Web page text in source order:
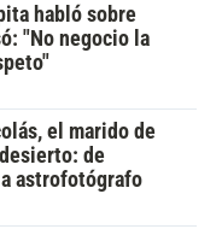
habló sobre
"No negocio la
el marido de
de
astrofotógrafo